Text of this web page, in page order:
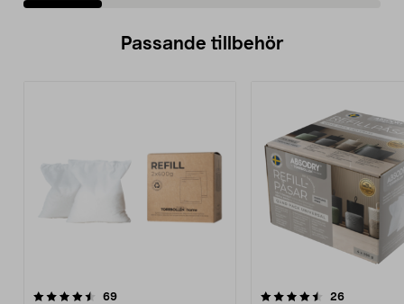
Passande tillbehör
69recensioner
4.5av 5 stjärnor 26recensioner